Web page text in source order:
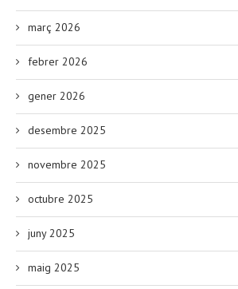
març 2026
febrer 2026
gener 2026
desembre 2025
novembre 2025
octubre 2025
juny 2025
maig 2025